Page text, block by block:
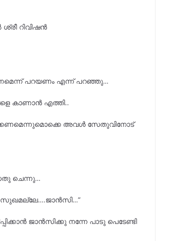
റിവിഷൻ
പറയണം എന്ന് പറഞ്ഞു…
കാണാൻ എത്തി..
അവൾ സേതുവിനോട്
ചെന്നു…
സുഖമല്ലേ….ജാൻസി…”
ജാൻസിക്കു നന്നേ പാടു പെടേണ്ടി